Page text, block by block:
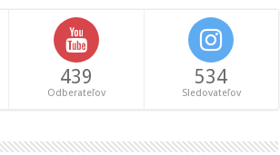
439
Odberateľov
534
Sledovateľov